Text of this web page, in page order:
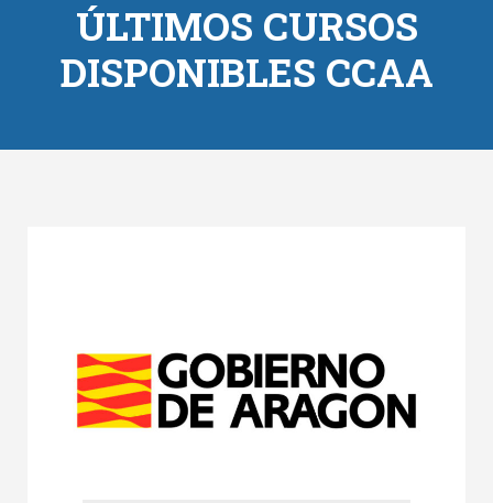
ÚLTIMOS CURSOS
DISPONIBLES CCAA